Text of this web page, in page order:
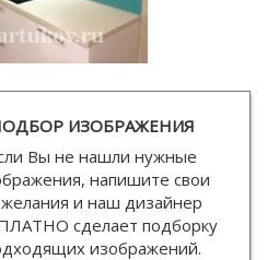
ИЗОБРАЖЕНИЯ
Вы не нашли нужные
напишите свои
и наш дизайнер
сделает подборку
изображений.